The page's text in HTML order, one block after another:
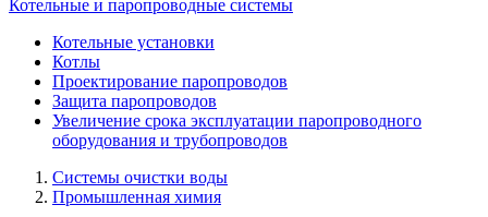
Котельные и паропроводные системы
Котельные установки
Котлы
Проектирование паропроводов
Защита паропроводов
Увеличение срока эксплуатации паропроводного
оборудования и трубопроводов
Системы очистки воды
Промышленная химия